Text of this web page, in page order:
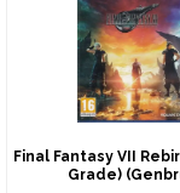
Final Fantasy VII
Grade)